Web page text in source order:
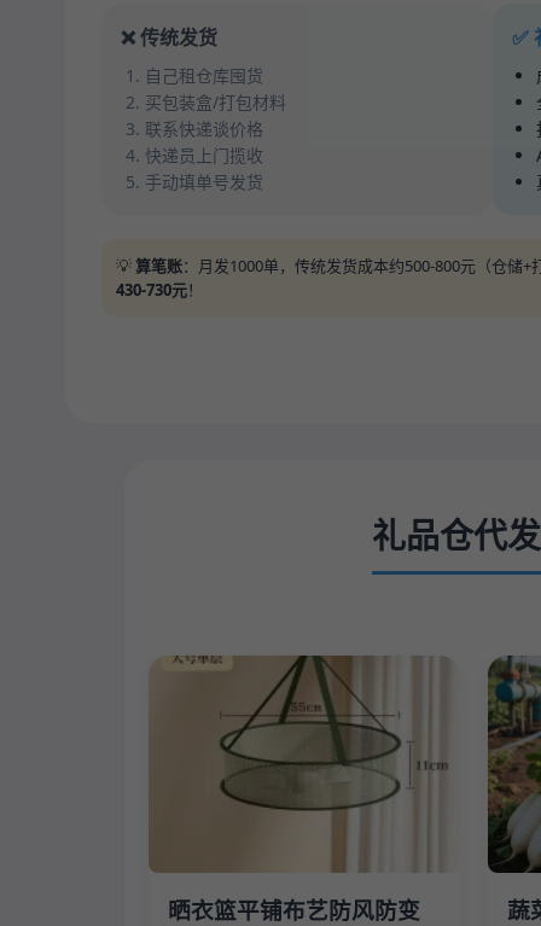
❌ 传统发货
自己租仓库囤货
买包装盒/打包材料
联系快递谈价格
快递员上门揽收
手动填单号发货
✅
💡算笔账：月发1000单，传统发货成本约500-800元（仓储
430-730元！
礼品仓代
晒衣篮平铺布艺防风防变
蔬